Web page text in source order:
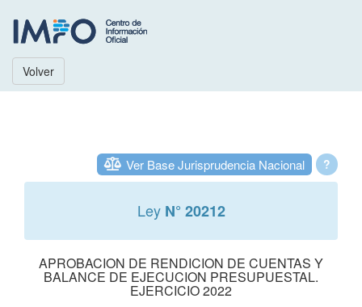
Volver
?
Ver Base Jurisprudencia Nacional
Ley N° 20212
APROBACION DE RENDICION DE CUENTAS Y
BALANCE DE EJECUCION PRESUPUESTAL.
EJERCICIO 2022